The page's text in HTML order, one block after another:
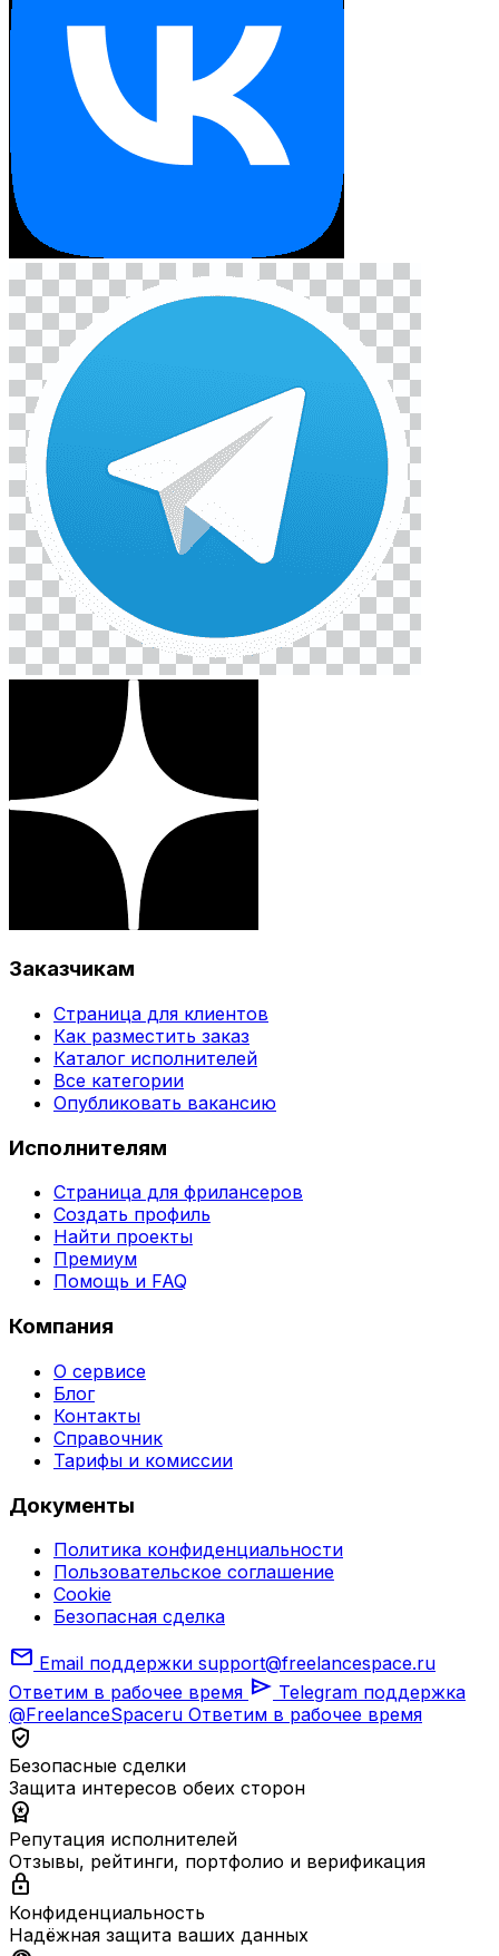
Заказчикам
Страница для клиентов
Как разместить заказ
Каталог исполнителей
Все категории
Опубликовать вакансию
Исполнителям
Страница для фрилансеров
Создать профиль
Найти проекты
Премиум
Помощь и FAQ
Компания
О сервисе
Блог
Контакты
Справочник
Тарифы и комиссии
Документы
Политика конфиденциальности
Пользовательское соглашение
Cookie
Безопасная сделка
mail Email поддержки support@freelancespace.ru
Ответим в рабочее время send Telegram поддержка
@FreelanceSpaceru Ответим в рабочее время
verified_user
Безопасные сделки
Защита интересов обеих сторон
workspace_premium
Репутация исполнителей
Отзывы, рейтинги, портфолио и верификация
lock
Конфиденциальность
Надёжная защита ваших данных